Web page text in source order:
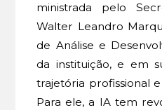
ministrada pelo
Walter Leandro
de Análise e
da instituição, e em
trajetória profissional
Para ele, a IA tem